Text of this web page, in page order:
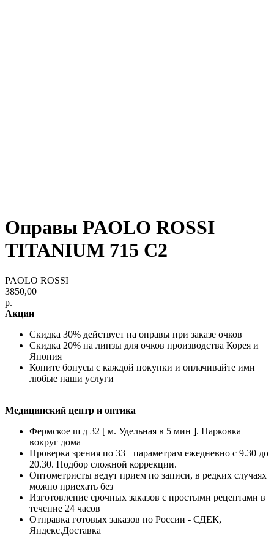
Оправы PAOLO ROSSI
TITANIUM 715 C2
PAOLO ROSSI
3850,00
р.
Акции
Скидка 30% действует на оправы при заказе очков
Скидка 20% на линзы для очков производства Корея и
Япония
Копите бонусы с каждой покупки и оплачивайте ими
любые наши услуги
Медицинский центр и оптика
Фермское ш д 32 [ м. Удельная в 5 мин ]. Парковка
вокруг дома
Проверка зрения по 33+ параметрам ежедневно с 9.30 до
20.30. Подбор сложной коррекции.
Оптометристы ведут прием по записи, в редких случаях
можно приехать без
Изготовление срочных заказов с простыми рецептами в
течение 24 часов
Отправка готовых заказов по России - СДЕК,
Яндекс.Доставка